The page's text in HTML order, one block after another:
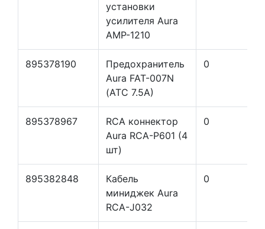
установки
усилителя Aura
AMP-1210
895378190
Предохранитель
Aura FAT-007N
(ATC 7.5A)
0
895378967
RCA коннектор
Aura RCA-P601 (4
шт)
0
895382848
Кабель
миниджек Aura
RCA-J032
0